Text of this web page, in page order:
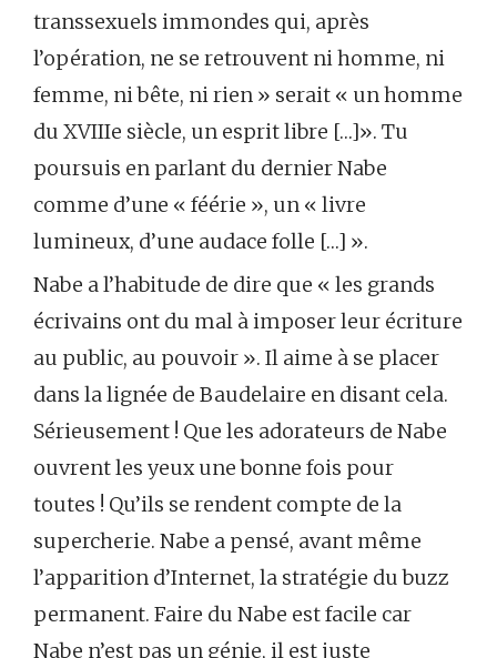
transsexuels immondes qui, après
l’opération, ne se retrouvent ni homme, ni
femme, ni bête, ni rien » serait « un homme
du XVIIIe siècle, un esprit libre […]». Tu
poursuis en parlant du dernier Nabe
comme d’une « féérie », un « livre
lumineux, d’une audace folle […] ».
Nabe a l’habitude de dire que « les grands
écrivains ont du mal à imposer leur écriture
au public, au pouvoir ». Il aime à se placer
dans la lignée de Baudelaire en disant cela.
Sérieusement ! Que les adorateurs de Nabe
ouvrent les yeux une bonne fois pour
toutes ! Qu’ils se rendent compte de la
supercherie. Nabe a pensé, avant même
l’apparition d’Internet, la stratégie du buzz
permanent. Faire du Nabe est facile car
Nabe n’est pas un génie, il est juste